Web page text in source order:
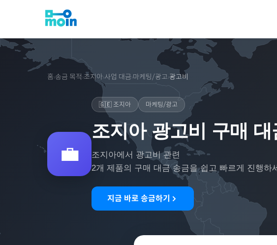
홈›송금 목적 ›조지아›사업 대금›마케팅/광고›광고비
💼
🇬🇪조지아 마케팅/광고
조지아 광고비 구매 대
조지아에서 광고비관련
2개 제품의 구매 대금 송금을 쉽고 빠르게 진행하
지금 바로 송금하기